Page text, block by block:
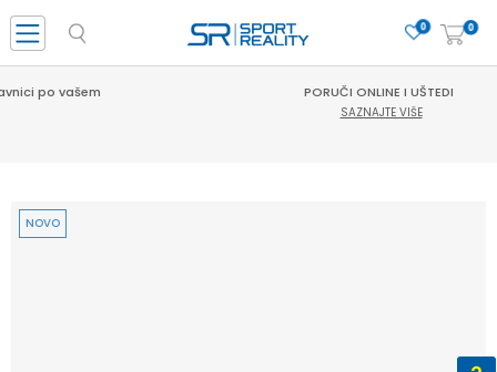
0
0
PORUČI ONLINE I UŠTEDI
NOVO